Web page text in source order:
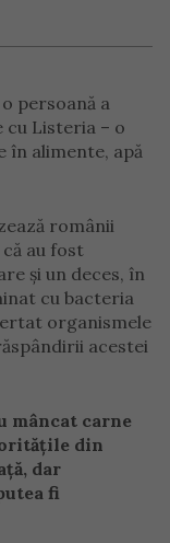
persoană a
cu Listeria – o
în alimente, apă
românii
au fost
şi un deces, în
cu bacteria
organismele
acestei
mâncat carne
din
dar
fi